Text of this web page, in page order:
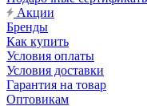
Акции
Бренды
Как купить
Условия оплаты
Условия доставки
Гарантия на товар
Оптовикам